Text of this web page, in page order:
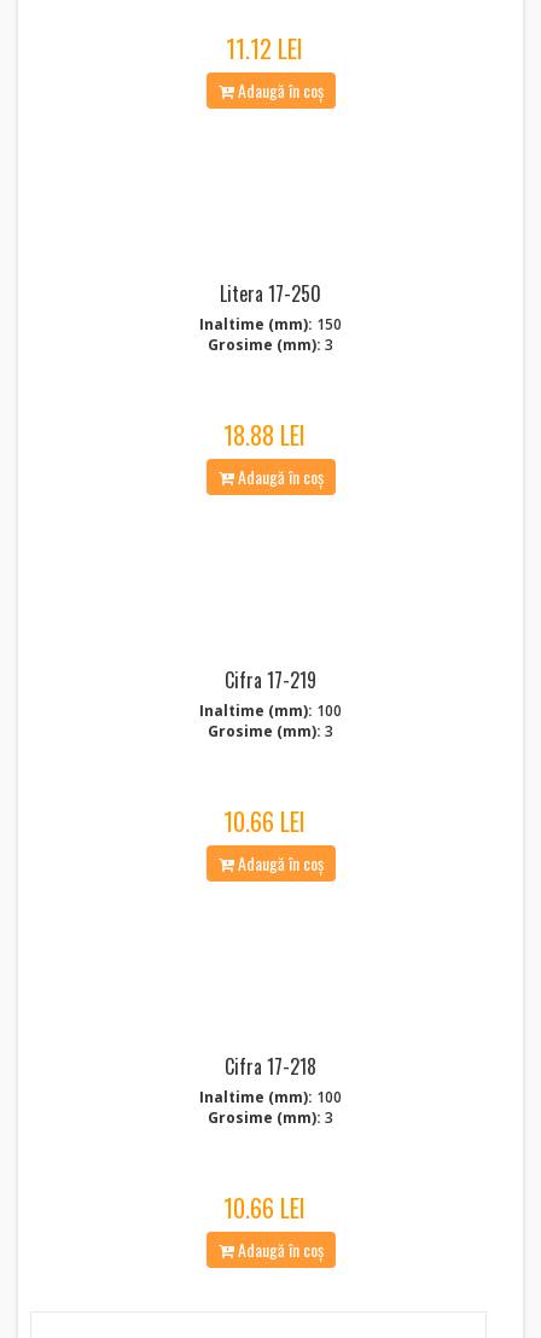
11.12 LEI
Adaugă în coș
Litera 17-250
Inaltime (mm): 150
Grosime (mm): 3
18.88 LEI
Adaugă în coș
Cifra 17-219
Inaltime (mm): 100
Grosime (mm): 3
10.66 LEI
Adaugă în coș
Cifra 17-218
Inaltime (mm): 100
Grosime (mm): 3
10.66 LEI
Adaugă în coș